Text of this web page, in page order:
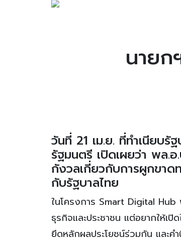
นายก
วันที่ 21 เม.ย. ที่ทำเนียบ
รัฐมนตรี เปิดเผยว่า พล.
กังวลเกี่ยวกับการผูกขา
กับรัฐบาลไทย
ในโครงการ Smart Digital Hub
ธุรกิจและประชาชน แต่อยากให้เ
ยึดหลักผลประโยชน์ร่วมกัน และค